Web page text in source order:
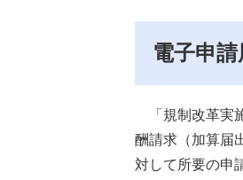
電子申
「規制改革実
酬請求（加算届
対して所要の申